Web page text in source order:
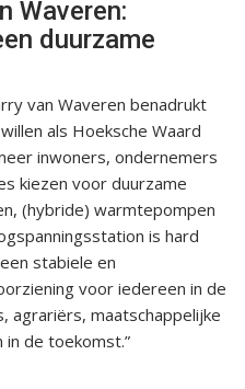
Waveren:
duurzame
van Waveren benadrukt
als Hoeksche Waard
inwoners, ondernemers
kiezen voor duurzame
(hybride) warmtepompen
is hard
stabiele en
voor iedereen in de
agrariërs, maatschappelijke
in de toekomst.”